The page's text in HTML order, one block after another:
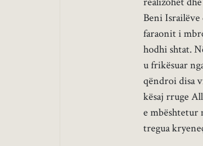
Beni Israilëve
faraonit i
hodhi shtat.
u frikësuar
qëndroi disa
kësaj rruge
e mbështetur
tregua